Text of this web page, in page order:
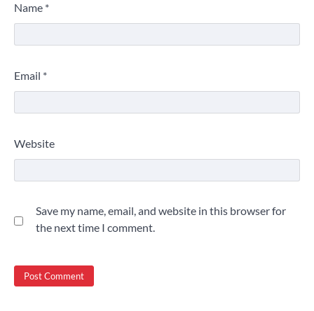
Name *
Email *
Website
Save my name, email, and website in this browser for
the next time I comment.